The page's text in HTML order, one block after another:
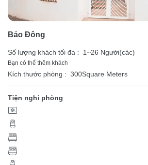
Bảo Đông
Số lượng khách tối đa : 1~26 Người(các)
Bạn có thể thêm khách
Kích thước phòng : 300Square Meters
Tiện nghi phòng